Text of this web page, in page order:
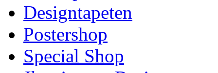
Designtapeten
Postershop
Special Shop